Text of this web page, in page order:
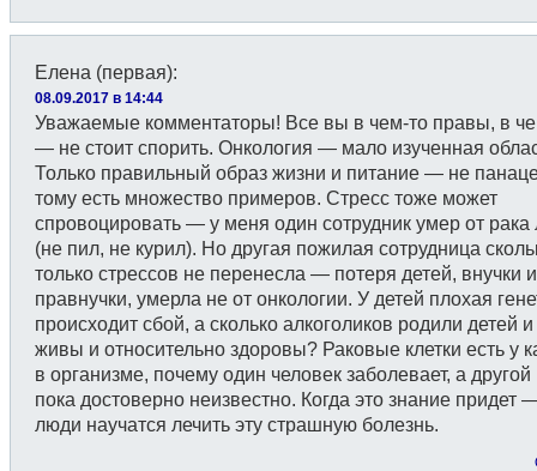
Елена (первая):
08.09.2017 в 14:44
Уважаемые комментаторы! Все вы в чем-то правы, в
— не стоит спорить. Онкология — мало изученная
Только правильный образ жизни и питание — не
тому есть множество примеров. Стресс тоже может
спровоцировать — у меня один сотрудник умер от рака
(не пил, не курил). Но другая пожилая сотрудница
только стрессов не перенесла — потеря детей, внучки
правнучки, умерла не от онкологии. У детей плохая
происходит сбой, а сколько алкоголиков родили детей и
живы и относительно здоровы? Раковые клетки есть у
в организме, почему один человек заболевает, а
пока достоверно неизвестно. Когда это знание придет
люди научатся лечить эту страшную болезнь.